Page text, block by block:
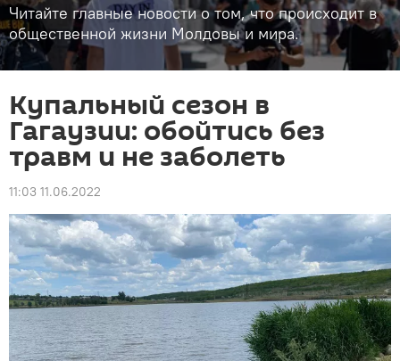
Читайте главные новости о том, что происходит в
общественной жизни Молдовы и мира.
Купальный сезон в
Гагаузии: обойтись без
травм и не заболеть
11:03 11.06.2022